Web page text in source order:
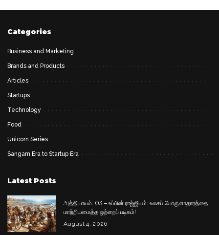
Categories
Business and Marketing
Brands and Products
Articles
Startups
Technology
Food
Unicorn Series
Sangam Era to Startup Era
Latest Posts
அத்தியாயம்: 03 – உப்பின் ராஜ்ஜியம்: உலகப் பொருளாதாரத்தை
மாற்றியமைத்த ஒற்றைப் படிகம்!
August 4, 2026